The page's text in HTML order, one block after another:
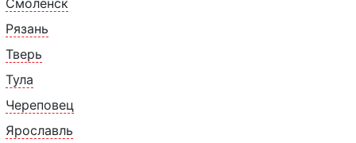
Рязань
Тверь
Тула
Череповец
Ярославль